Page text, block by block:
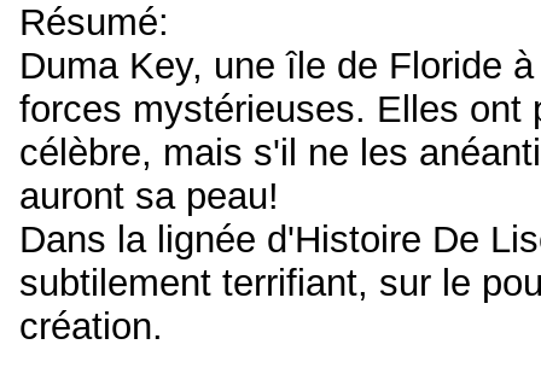
Résumé:
Duma Key, une île de Floride
forces mystérieuses. Elles ont
célèbre, mais s'il ne les
auront sa peau!
Dans la lignée d'Histoire De
subtilement terrifiant, sur le
création.